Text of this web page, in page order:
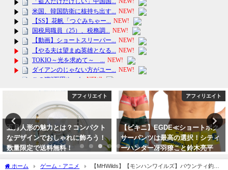
アフィリエイト
人形の魅力とは？コンパクト
ザインでおしゃれに飾ろう！
限定で送料無料！
アフィリエイト
【ビキニ】EGDE≪ショートボク
サーパンツは最高の選択！シティ
ーハンター冴羽獠こと鈴木亮平
【
ト
ホーム ゲーム・アニメ
【MHWilds】【モンハンワイルズ】バウンティ釣り